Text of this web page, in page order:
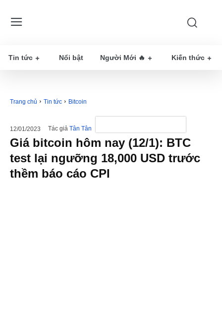
Tin tức Nổi bật Người Mới 🔥 Kiến thức
Trang chủ Tin tức Bitcoin
12/01/2023 Tác giả Tân Tân
Giá bitcoin hôm nay (12/1): BTC
test lại ngưỡng 18,000 USD trước
thềm báo cáo CPI